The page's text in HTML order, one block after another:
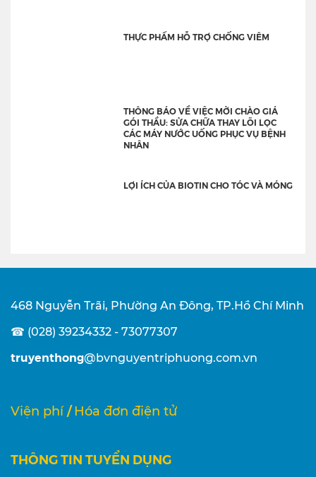
THỰC PHẨM HỖ TRỢ CHỐNG VIÊM
THÔNG BÁO VỀ VIỆC MỜI CHÀO GIÁ
GÓI THẦU: SỬA CHỮA THAY LÕI LỌC
CÁC MÁY NƯỚC UỐNG PHỤC VỤ BỆNH
NHÂN
LỢI ÍCH CỦA BIOTIN CHO TÓC VÀ MÓNG
468 Nguyễn Trãi, Phường An Đông, TP.Hồ Chí Minh
☎ (028) 39234332 - 73077307
truyenthong@bvnguyentriphuong.com.vn
Viện phí / Hóa đơn điện tử
THÔNG TIN TUYỂN DỤNG